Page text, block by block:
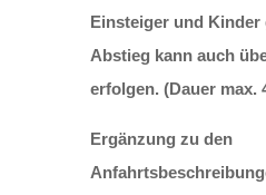
Einsteiger und Kinder
Abstieg kann auch
erfolgen. (Dauer max.
Ergänzung zu den